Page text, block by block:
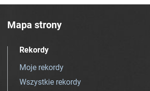
Mapa strony
Rekordy
Moje rekordy
Wszystkie rekordy